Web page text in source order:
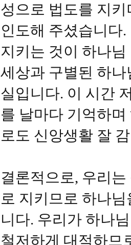
성으로 법도를 지
인도해 주셨습니다
지키는 것이 하나
세상과 구별된 하
실입니다. 이 시간
를 날마다 기억하
로도 신앙생활 잘
결론적으로, 우리
로 지키므로 하나
니다. 우리가 하나
철저하게 대적하므